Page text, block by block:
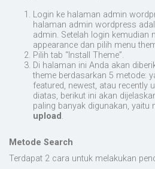
Login ke halaman admin
halaman admin wordpress
admin. Setelah login kemudian
appearance dan pilih menu
Pilih tab “Install Theme”.
Di halaman ini Anda akan
theme berdasarkan 5 metode:
featured, newest, atau recently
diatas, berikut ini akan
paling banyak digunakan, yaitu
upload .
Metode Search
Terdapat 2 cara untuk melakukan